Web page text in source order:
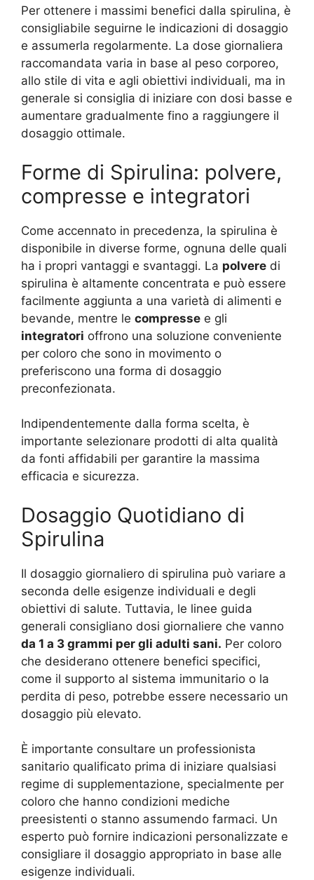
Per ottenere i massimi benefici dalla spirulina, è
consigliabile seguirne le indicazioni di dosaggio
e assumerla regolarmente. La dose giornaliera
raccomandata varia in base al peso corporeo,
allo stile di vita e agli obiettivi individuali, ma in
generale si consiglia di iniziare con dosi basse e
aumentare gradualmente fino a raggiungere il
dosaggio ottimale.
Forme di Spirulina: polvere,
compresse e integratori
Come accennato in precedenza, la spirulina è
disponibile in diverse forme, ognuna delle quali
ha i propri vantaggi e svantaggi. La polvere di
spirulina è altamente concentrata e può essere
facilmente aggiunta a una varietà di alimenti e
bevande, mentre le compresse e gli
integratori offrono una soluzione conveniente
per coloro che sono in movimento o
preferiscono una forma di dosaggio
preconfezionata.
Indipendentemente dalla forma scelta, è
importante selezionare prodotti di alta qualità
da fonti affidabili per garantire la massima
efficacia e sicurezza.
Dosaggio Quotidiano di
Spirulina
Il dosaggio giornaliero di spirulina può variare a
seconda delle esigenze individuali e degli
obiettivi di salute. Tuttavia, le linee guida
generali consigliano dosi giornaliere che vanno
da 1 a 3 grammi per gli adulti sani. Per coloro
che desiderano ottenere benefici specifici,
come il supporto al sistema immunitario o la
perdita di peso, potrebbe essere necessario un
dosaggio più elevato.
È importante consultare un professionista
sanitario qualificato prima di iniziare qualsiasi
regime di supplementazione, specialmente per
coloro che hanno condizioni mediche
preesistenti o stanno assumendo farmaci. Un
esperto può fornire indicazioni personalizzate e
consigliare il dosaggio appropriato in base alle
esigenze individuali.